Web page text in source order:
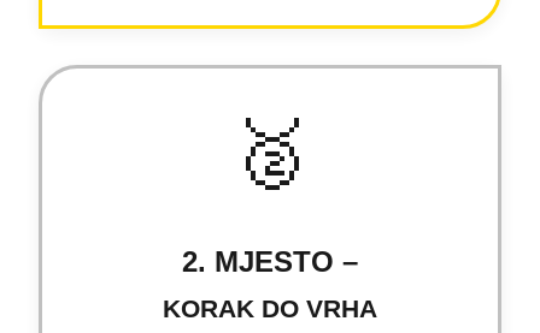
🥈
2. MJESTO –
KORAK DO VRHA